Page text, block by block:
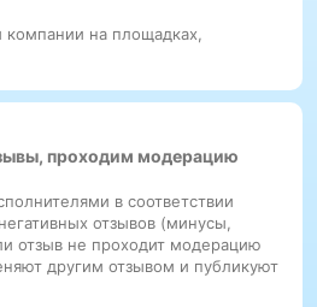
компании на площадках,
проходим модерацию
в соответствии
отзывов (минусы,
отзыв не проходит модерацию
другим отзывом и публикуют